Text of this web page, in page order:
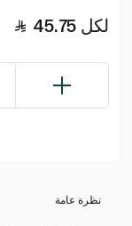
45.75 لكل
نظرة عامة